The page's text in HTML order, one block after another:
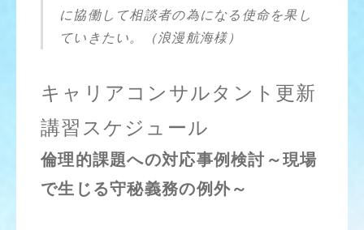
に協働して相談者の為になる使命を果し
ていきたい。（浪漫航海様）
キャリアコンサルタント更新
講習スケジュール
倫理的課題への対応事例検討～現場
で生じる守秘義務の例外～